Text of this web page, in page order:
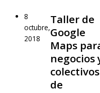
8
octubre,
2018
Taller de
Google
Maps
negocios
colectivos
de